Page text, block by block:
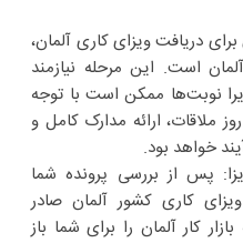
دریافت ویزای کاری آلمان،
است. این مرحله نیازمند
نوبت‌ها ممکن است با توجه
ملاقات، ارائه مدارک کامل و
خواهد بود.
: پس از بررسی پرونده شما
کاری کشور آلمان صادر
کار آلمان را برای شما باز